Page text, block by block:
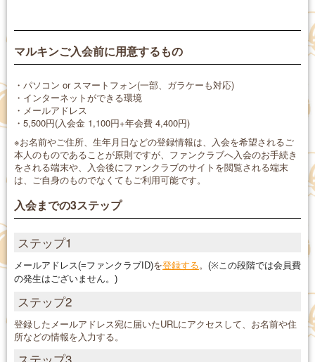
マルキンご入会前に用意するもの
・パソコン or スマートフォン(一部、ガラケーも対応)
・インターネットができる環境
・メールアドレス
・5,500円(入会金 1,100円+年会費 4,400円)
※お名前やご住所、生年月日などの登録情報は、入会を希望されるご
本人のものであることが原則ですが、ファンクラブへ入会のお手続き
をされる端末や、入会後にファンクラブのサイトを閲覧される端末
は、ご自身のものでなくてもご利用可能です。
入会までの3ステップ
ステップ1
メールアドレス(=ファンクラブID)を登録する。 (※この段階では会員費
の発生はございません。)
ステップ2
登録したメールアドレス宛に届いたURLにアクセスして、お名前や住
所などの情報を入力する。